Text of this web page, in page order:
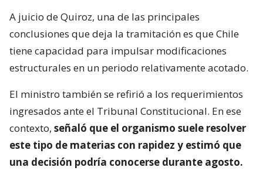
A juicio de Quiroz, una de las principales
conclusiones que deja la tramitación es que Chile
tiene capacidad para impulsar modificaciones
estructurales en un periodo relativamente acotado.
El ministro también se refirió a los requerimientos
ingresados ante el Tribunal Constitucional. En ese
contexto, señaló que el organismo suele resolver
este tipo de materias con rapidez y estimó que
una decisión podría conocerse durante agosto.